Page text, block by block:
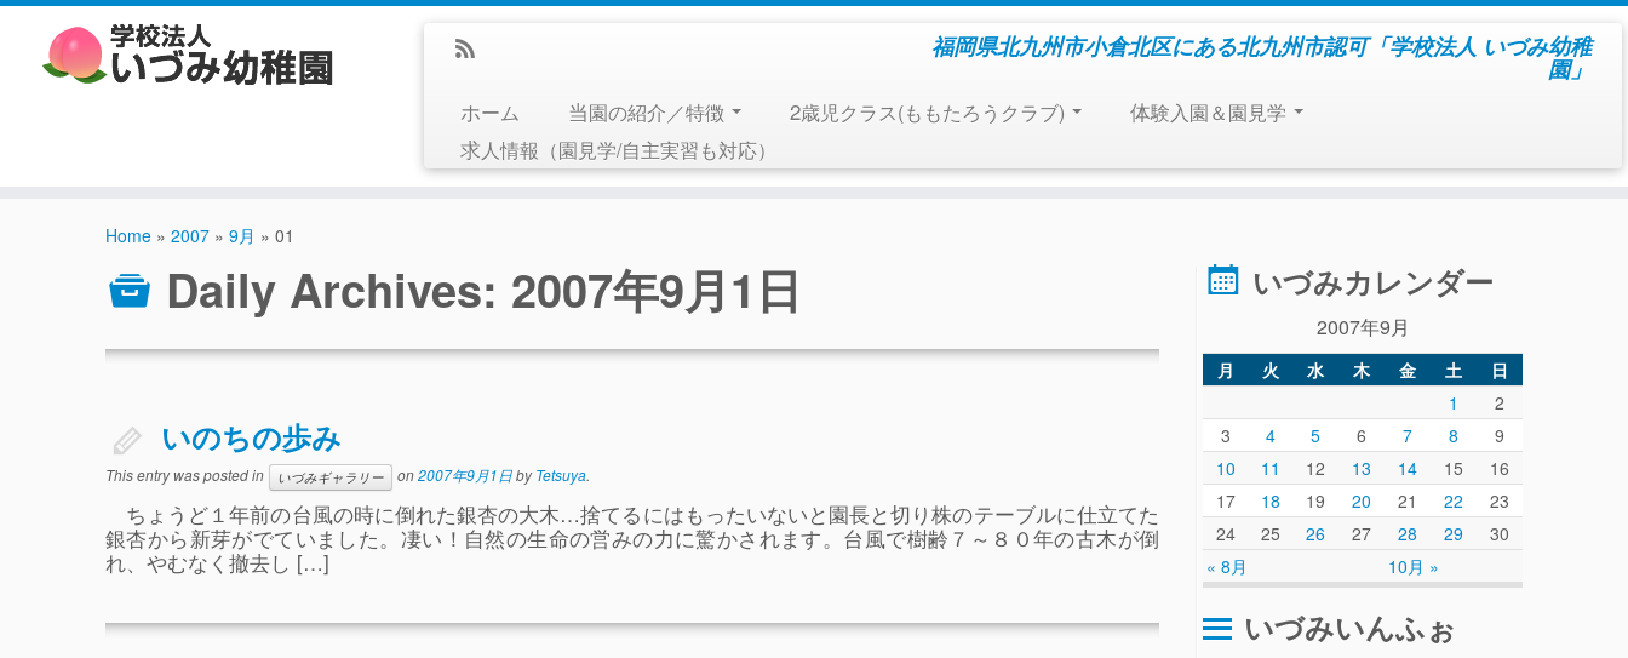
福岡県北九州市小倉北区にある北九州市認可「学校法人 いづみ幼稚
園」
ホーム 当園の紹介／特徴 2歳児クラス(ももたろうクラブ)
体験入園＆園見学
求人情報（園見学/自主実習も対応）
Home » 2007 » 9月 » 01
Daily Archives: 2007年9月1日
いのちの歩み
This entry was posted in いづみギャラリー on2007年9月1日byTetsuya.
ちょうど１年前の台風の時に倒れた銀杏の大木…捨てるにはもったいないと園長と切り株のテーブルに仕立てた
銀杏から新芽がでていました。凄い！自然の生命の営みの力に驚かされます。台風で樹齢７～８０年の古木が倒
れ、やむなく撤去し […]
いづみカレンダー
2007年9月
月 火 水 木 金 土 日
« 8月 10月 »
1
2
3
4 5 6 7 8
9
10
11 12 13 14 15
16
17
18 19 20 21 22
23
24
25 26 27 28 29 30
いづみいんふぉ